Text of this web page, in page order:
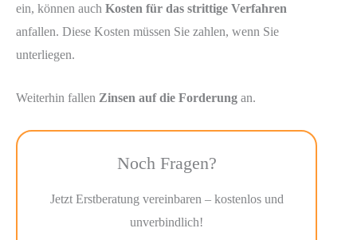
ein, können auch Kosten für das strittige Verfahren
anfallen. Diese Kosten müssen Sie zahlen, wenn Sie
unterliegen.
Weiterhin fallen Zinsen auf die Forderung an.
Noch Fragen?
Jetzt Erstberatung vereinbaren – kostenlos und
unverbindlich!